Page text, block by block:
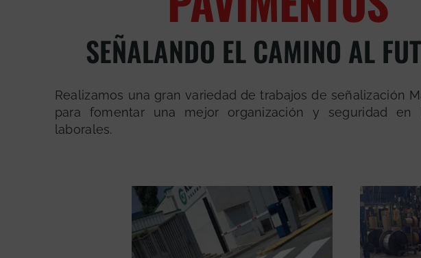
SEÑALANDO EL CAMINO AL
Realizamos una gran variedad de trabajos de señalización
para fomentar una mejor organización y seguridad en
laborales.